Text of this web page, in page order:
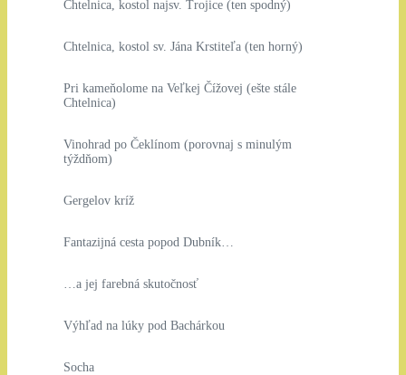
Chtelnica, kostol najsv. Trojice (ten spodný)
Chtelnica, kostol sv. Jána Krstiteľa (ten horný)
Pri kameňolome na Veľkej Čížovej (ešte stále
Chtelnica)
Vinohrad po Čeklínom (porovnaj s minulým
týždňom)
Gergelov kríž
Fantazijná cesta popod Dubník…
…a jej farebná skutočnosť
Výhľad na lúky pod Bachárkou
Socha